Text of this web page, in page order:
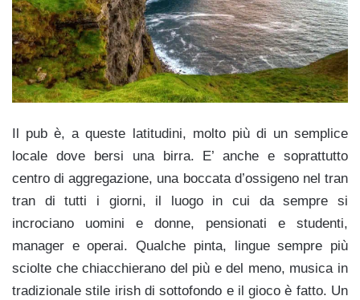
Il pub è, a queste latitudini, molto più di un semplice
locale dove bersi una birra. E’ anche e soprattutto
centro di aggregazione, una boccata d’ossigeno nel tran
tran di tutti i giorni, il luogo in cui da sempre si
incrociano uomini e donne, pensionati e studenti,
manager e operai. Qualche pinta, lingue sempre più
sciolte che chiacchierano del più e del meno, musica in
tradizionale stile irish di sottofondo e il gioco è fatto. Un